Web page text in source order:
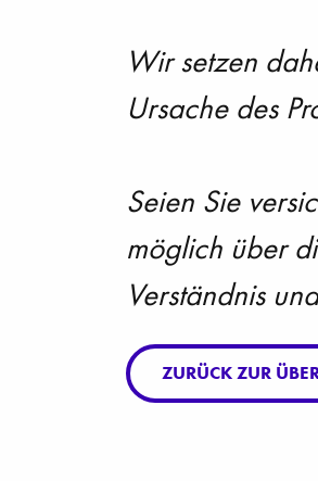
Wir setzen
Ursache des
Seien Sie
möglich über
Verständnis
ZURÜCK ZUR